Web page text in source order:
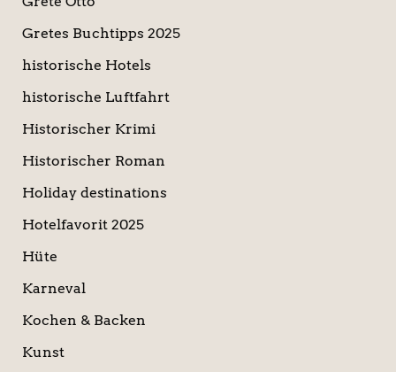
Gretes Buchtipps 2025
historische Hotels
historische Luftfahrt
Historischer Krimi
Historischer Roman
Holiday destinations
Hotelfavorit 2025
Hüte
Karneval
Kochen & Backen
Kunst